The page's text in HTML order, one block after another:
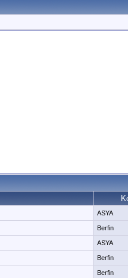
ASYA
Berfin
ASYA
Berfin
Berfin